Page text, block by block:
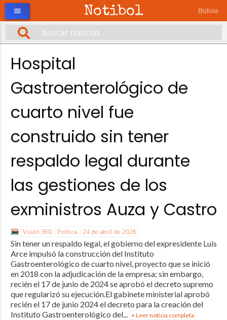
Notibol Bolivia
menu
Hospital
Gastroenterológico de
cuarto nivel fue
construido sin tener
respaldo legal durante
las gestiones de los
exministros Auza y Castro
Visión 360 Política 24 de abril de 2026
Sin tener un respaldo legal, el gobierno del expresidente Luis
Arce impulsó la construcción del Instituto
Gastroenterológico de cuarto nivel, proyecto que se inició
en 2018 con la adjudicación de la empresa; sin embargo,
recién el 17 de junio de 2024 se aprobó el decreto supremo
que regularizó su ejecución.El gabinete ministerial aprobó
recién el 17 de junio 2024 el decreto para la creación del
Instituto Gastroenterológico del... + Leer noticia completa